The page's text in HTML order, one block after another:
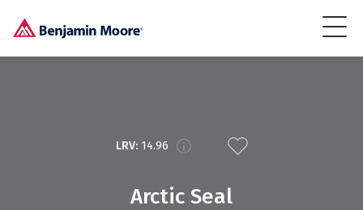
LRV: 14.96
Arctic Seal